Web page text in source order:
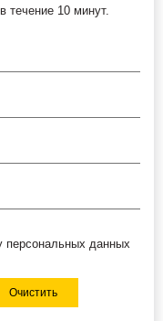
течение 10 минут.
персональных данных
Очистить